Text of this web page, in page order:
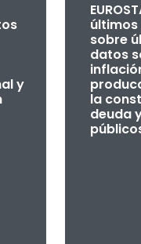
y
sobre
datos
la
deuda